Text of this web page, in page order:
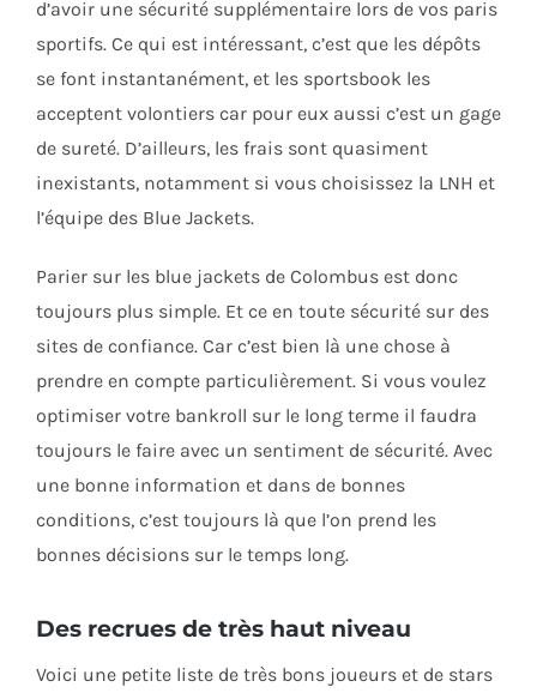
d’avoir une sécurité supplémentaire lors de vos paris
sportifs. Ce qui est intéressant, c’est que les dépôts
se font instantanément, et les sportsbook les
acceptent volontiers car pour eux aussi c’est un gage
de sureté. D’ailleurs, les frais sont quasiment
inexistants, notamment si vous choisissez la LNH et
l’équipe des Blue Jackets.
Parier sur les blue jackets de Colombus est donc
toujours plus simple. Et ce en toute sécurité sur des
sites de confiance. Car c’est bien là une chose à
prendre en compte particulièrement. Si vous voulez
optimiser votre bankroll sur le long terme il faudra
toujours le faire avec un sentiment de sécurité. Avec
une bonne information et dans de bonnes
conditions, c’est toujours là que l’on prend les
bonnes décisions sur le temps long.
Des recrues de très haut niveau
Voici une petite liste de très bons joueurs et de stars